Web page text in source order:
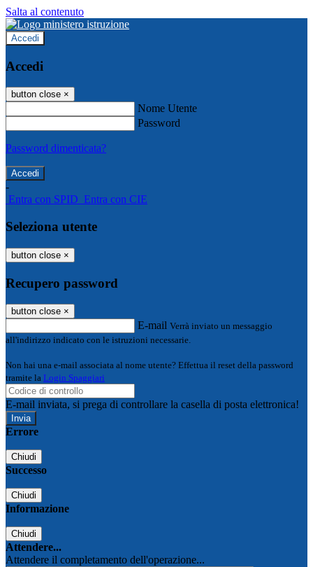
Salta al contenuto
Accedi
Accedi
button close ×
Nome Utente
Password
Password dimenticata?
-
Entra con SPID Entra con CIE
Seleziona utente
button close ×
Recupero password
button close ×
E-mail Verrà inviato un messaggio
all'indirizzo indicato con le istruzioni necessarie.
Non hai una e-mail associata al nome utente? Effettua il reset della password
tramite la Login Spaggiari
E-mail inviata, si prega di controllare la casella di posta elettronica!
Errore
Chiudi
Successo
Chiudi
Informazione
Chiudi
Attendere...
Attendere il completamento dell'operazione...